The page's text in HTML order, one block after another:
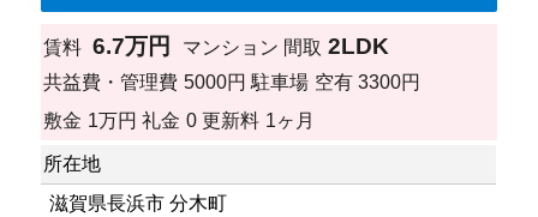
賃料 6.7万円 マンション 間取 2LDK
共益費・管理費 5000円 駐車場 空有 3300円
敷金 1万円 礼金 0 更新料 1ヶ月
所在地
滋賀県長浜市 分木町